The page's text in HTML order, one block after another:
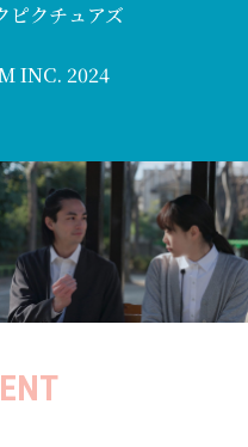
ピクチュアズ
INC. 2024